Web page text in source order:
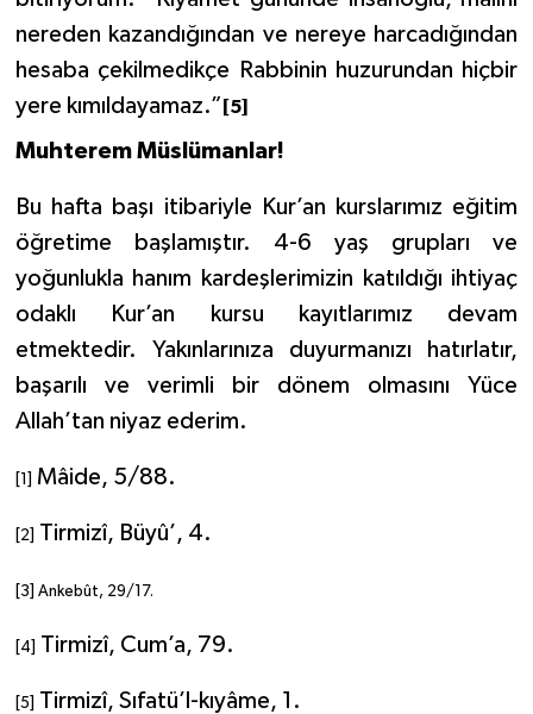
nereden kazandığından ve nereye harcadığından
hesaba çekilmedikçe Rabbinin huzurundan hiçbir
yere kımıldayamaz.” [5]
Muhterem Müslümanlar!
Bu hafta başı itibariyle Kur’an kurslarımız eğitim
öğretime başlamıştır. 4-6 yaş grupları ve
yoğunlukla hanım kardeşlerimizin katıldığı ihtiyaç
odaklı Kur’an kursu kayıtlarımız devam
etmektedir. Yakınlarınıza duyurmanızı hatırlatır,
başarılı ve verimli bir dönem olmasını Yüce
Allah’tan niyaz ederim.
[1] Mâide, 5/88.
[2] Tirmizî, Büyû’, 4.
[3] Ankebût, 29/17.
[4] Tirmizî, Cum’a, 79.
[5] Tirmizî, Sıfatü’l-kıyâme, 1.
Sinop Müftülüğü
Sivas Müftülüğü
Şanlıurfa Müftülüğü
Şırnak Müftülüğü
Tekirdağ Müftülüğü
Trabzon Müftülüğü
Yalova Müftülüğü
Yozgat Müftülüğü